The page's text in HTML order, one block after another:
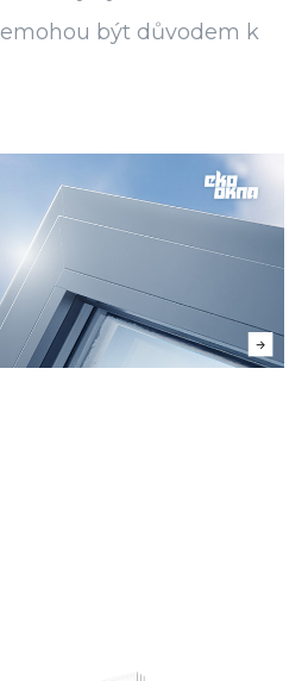
být důvodem k